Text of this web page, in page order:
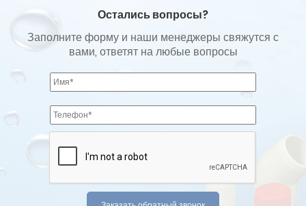
Остались вопросы?
Заполните форму и наши менеджеры свяжутся с
вами, ответят на любые вопросы